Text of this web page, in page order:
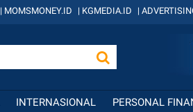
| MOMSMONEY.ID | KGMEDIA.ID |
INTERNASIONAL PERSONAL